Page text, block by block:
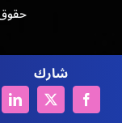
حقوق الطبع
شارك